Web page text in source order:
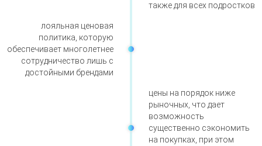
также для всех подростков
лояльная ценовая
политика, которую
обеспечивает многолетнее
сотрудничество лишь с
достойными брендами
цены на порядок ниже
рыночных, что дает
возможность
существенно сэкономить
на покупках, при этом